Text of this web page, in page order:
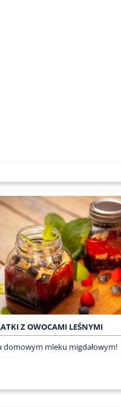
Z OWOCAMI LEŚNYMI
domowym mleku migdałowym!